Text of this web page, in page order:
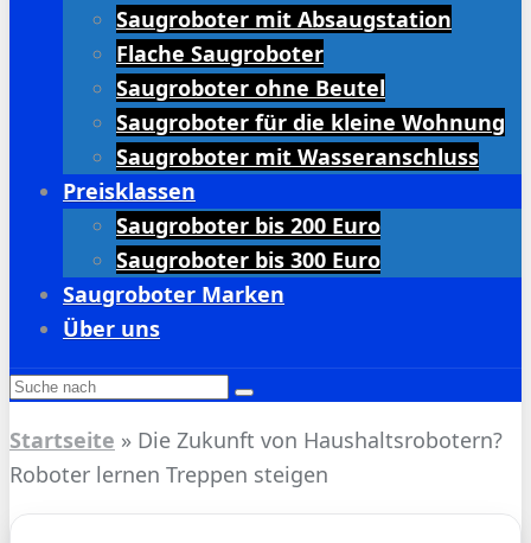
Saugroboter mit Absaugstation
Flache Saugroboter
Saugroboter ohne Beutel
Saugroboter für die kleine Wohnung
Saugroboter mit Wasseranschluss
Preisklassen
Saugroboter bis 200 Euro
Saugroboter bis 300 Euro
Saugroboter Marken
Über uns
Startseite » Die Zukunft von Haushaltsrobotern?
Roboter lernen Treppen steigen